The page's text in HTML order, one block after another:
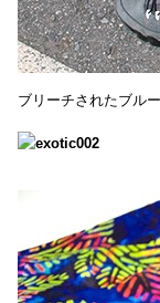
ブリーチされたブル